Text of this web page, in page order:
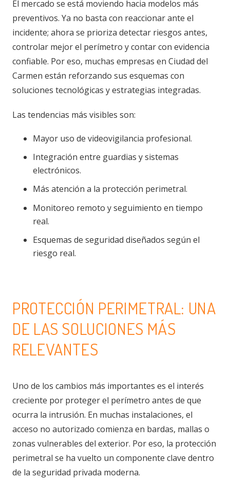
El mercado se está moviendo hacia modelos más
preventivos. Ya no basta con reaccionar ante el
incidente; ahora se prioriza detectar riesgos antes,
controlar mejor el perímetro y contar con evidencia
confiable. Por eso, muchas empresas en Ciudad del
Carmen están reforzando sus esquemas con
soluciones tecnológicas y estrategias integradas.
Las tendencias más visibles son:
Mayor uso de videovigilancia profesional.
Integración entre guardias y sistemas
electrónicos.
Más atención a la protección perimetral.
Monitoreo remoto y seguimiento en tiempo
real.
Esquemas de seguridad diseñados según el
riesgo real.
PROTECCIÓN PERIMETRAL: UNA
DE LAS SOLUCIONES MÁS
RELEVANTES
Uno de los cambios más importantes es el interés
creciente por proteger el perímetro antes de que
ocurra la intrusión. En muchas instalaciones, el
acceso no autorizado comienza en bardas, mallas o
zonas vulnerables del exterior. Por eso, la protección
perimetral se ha vuelto un componente clave dentro
de la seguridad privada moderna.